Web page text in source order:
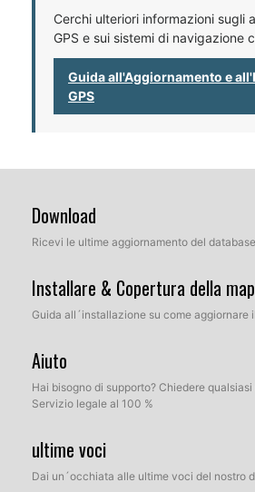
Cerchi ulteriori informazioni sugli
GPS e sui sistemi di navigazione
Guida all'Aggiornamento e
GPS
Download
Ricevi le ultime aggiornamento del
Installare & Copertura della
Guida all´installazione su come aggiornare
Aiuto
Hai bisogno di supporto? Chiedere
Servizio legale al 100 %
ultime voci
Dai un´occhiata alle ultime voci del nostro